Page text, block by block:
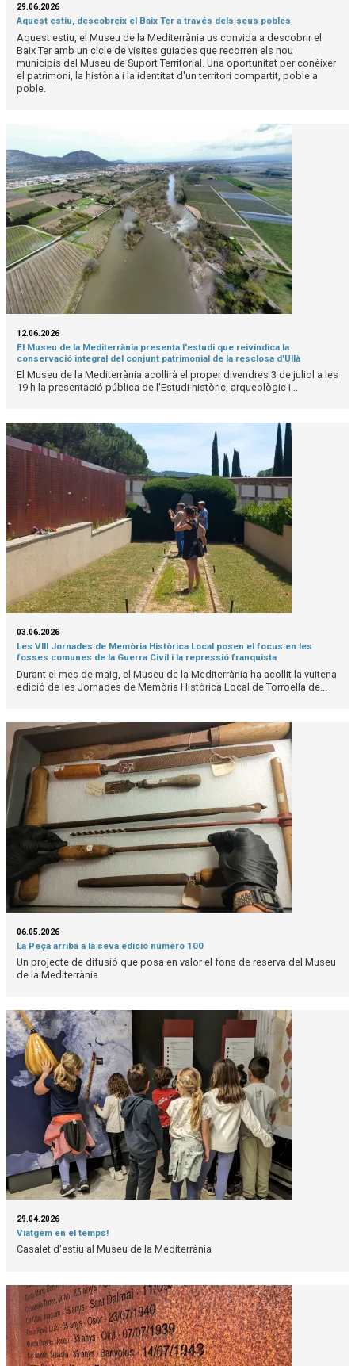
29.06.2026
Aquest estiu, descobreix el Baix Ter a través dels seus pobles
Aquest estiu, el Museu de la Mediterrània us convida a descobrir el
Baix Ter amb un cicle de visites guiades que recorren els nou
municipis del Museu de Suport Territorial. Una oportunitat per conèixer
el patrimoni, la història i la identitat d'un territori compartit, poble a
poble.
12.06.2026
El Museu de la Mediterrània presenta l'estudi que reivindica la
conservació integral del conjunt patrimonial de la resclosa d'Ullà
El Museu de la Mediterrània acollirà el proper divendres 3 de juliol a les
19 h la presentació pública de l'Estudi històric, arqueològic i...
03.06.2026
Les VIII Jornades de Memòria Històrica Local posen el focus en les
fosses comunes de la Guerra Civil i la repressió franquista
Durant el mes de maig, el Museu de la Mediterrània ha acollit la vuitena
edició de les Jornades de Memòria Històrica Local de Torroella de...
06.05.2026
La Peça arriba a la seva edició número 100
Un projecte de difusió que posa en valor el fons de reserva del Museu
de la Mediterrània
29.04.2026
Viatgem en el temps!
Casalet d'estiu al Museu de la Mediterrània